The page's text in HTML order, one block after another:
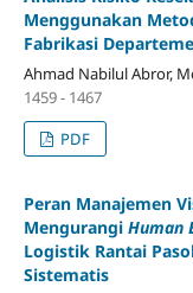
Menggunakan
Fabrikasi
Ahmad Nabilul Abror,
1459 - 1467
PDF
Peran Manajemen
Mengurangi Human
Logistik Rantai
Sistematis